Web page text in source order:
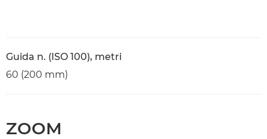
Guida n. (ISO 100), metri
60 (200 mm)
ZOOM